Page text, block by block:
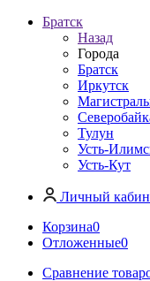
Братск
Назад
Города
Братск
Иркутск
Тулун
Усть-
Усть-Кут
Личный
Корзина0
Отложенные0
Сравнение